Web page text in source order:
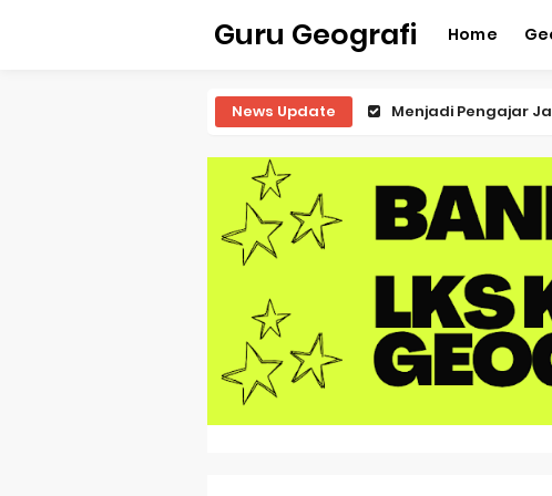
Guru Geografi Home
News Update Latihan Prediksi
Latihan Prediksi
Latihan Prediksi
Latihan Prediksi
Pembahasan Soal
Pembahasan Soal
Pembahasan Soal